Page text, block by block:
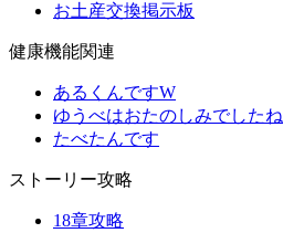
お土産交換掲示板
健康機能関連
あるくんですW
ゆうべはおたのしみでしたね
たべたんです
ストーリー攻略
18章攻略